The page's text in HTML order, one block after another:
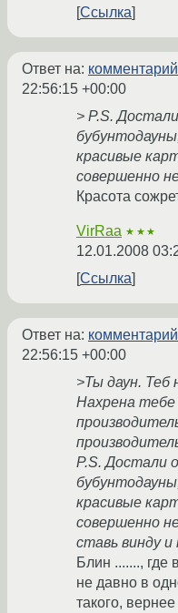
Ссылка
Ответ на: комментарий
22:56:15 +00:00
> P.S.
красивые
совершенно
Красота
VirRaa ★★★
12.01.2008
Ссылка
Ответ на: комментарий
22:56:15 +00:00
>Ты даун. Теб
Нахрена
P.S. Достали
красивые
совершенно
ставь винду
Блин ......., где
не давно в
такого,